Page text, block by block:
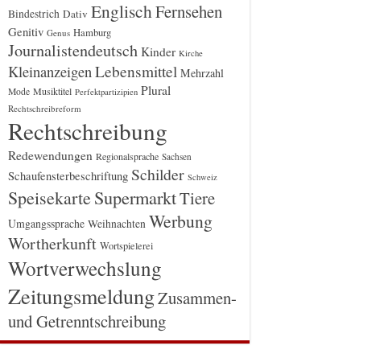
Bindestrich Dativ EnglischFernsehen
Genitiv Genus Hamburg
Journalistendeutsch Kinder Kirche
Kleinanzeigen Lebensmittel Mehrzahl
Mode Musiktitel Perfektpartizipien Plural
Rechtschreibreform
Rechtschreibung
Redewendungen Regionalsprache Sachsen
Schaufensterbeschriftung Schilder Schweiz
Speisekarte SupermarktTiere
Umgangssprache Weihnachten Werbung
Wortherkunft Wortspielerei
Wortverwechslung
ZeitungsmeldungZusammen-
und Getrenntschreibung